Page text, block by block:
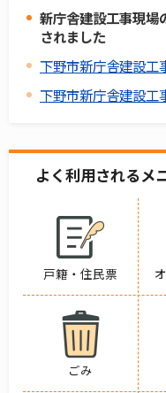
新庁舎建設工事現場
されました
下野市新庁舎建設工
下野市新庁舎建設工
よく利用されるメ
戸籍・住民票
ごみ